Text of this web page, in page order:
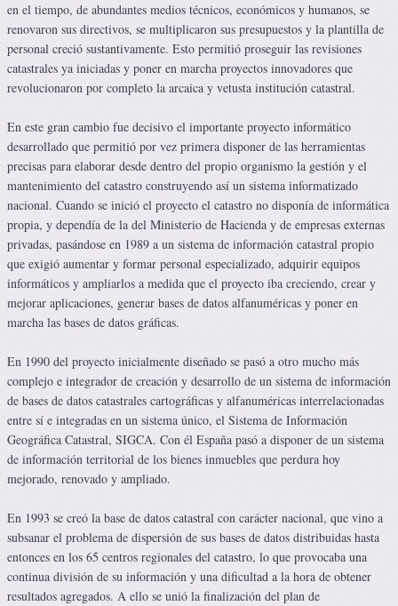
en el tiempo, de abundantes medios técnicos, económicos y humanos, se
renovaron sus directivos, se multiplicaron sus presupuestos y la plantilla de
personal creció sustantivamente. Esto permitió proseguir las revisiones
catastrales ya iniciadas y poner en marcha proyectos innovadores que
revolucionaron por completo la arcaica y vetusta institución catastral.
En este gran cambio fue decisivo el importante proyecto informático
desarrollado que permitió por vez primera disponer de las herramientas
precisas para elaborar desde dentro del propio organismo la gestión y el
mantenimiento del catastro construyendo así un sistema informatizado
nacional. Cuando se inició el proyecto el catastro no disponía de informática
propia, y dependía de la del Ministerio de Hacienda y de empresas externas
privadas, pasándose en 1989 a un sistema de información catastral propio
que exigió aumentar y formar personal especializado, adquirir equipos
informáticos y ampliarlos a medida que el proyecto iba creciendo, crear y
mejorar aplicaciones, generar bases de datos alfanuméricas y poner en
marcha las bases de datos gráficas.
En 1990 del proyecto inicialmente diseñado se pasó a otro mucho más
complejo e integrador de creación y desarrollo de un sistema de información
de bases de datos catastrales cartográficas y alfanuméricas interrelacionadas
entre sí e integradas en un sistema único, el Sistema de Información
Geográfica Catastral, SIGCA. Con él España pasó a disponer de un sistema
de información territorial de los bienes inmuebles que perdura hoy
mejorado, renovado y ampliado.
En 1993 se creó la base de datos catastral con carácter nacional, que vino a
subsanar el problema de dispersión de sus bases de datos distribuidas hasta
entonces en los 65 centros regionales del catastro, lo que provocaba una
continua división de su información y una dificultad a la hora de obtener
resultados agregados. A ello se unió la finalización del plan de